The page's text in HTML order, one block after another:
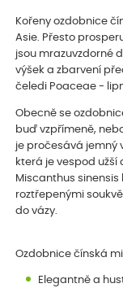
Kořeny ozdobnice
Asie. Přesto
jsou mrazuvzdorné
výšek a zbarvení
čeledi Poaceae -
Obecně se
buď vzpřímeně,
je pročesává jemný
která je vespod užší
Miscanthus
roztřepenými
do vázy.
Ozdobnice čínská
Elegantně a